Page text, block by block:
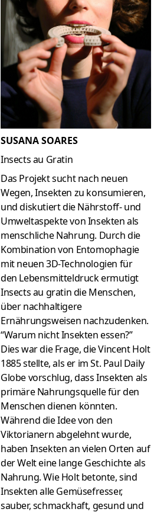
SUSANA SOARES
Insects au Gratin
Das Projekt sucht nach neuen
Wegen, Insekten zu konsumieren,
und diskutiert die Nährstoff- und
Umweltaspekte von Insekten als
menschliche Nahrung. Durch die
Kombination von Entomophagie
mit neuen 3D-Technologien für
den Lebensmitteldruck ermutigt
Insects au gratin die Menschen,
über nachhaltigere
Ernährungsweisen nachzudenken.
“Warum nicht Insekten essen?”
Dies war die Frage, die Vincent Holt
1885 stellte, als er im St. Paul Daily
Globe vorschlug, dass Insekten als
primäre Nahrungsquelle für den
Menschen dienen könnten.
Während die Idee von den
Viktorianern abgelehnt wurde,
haben Insekten an vielen Orten auf
der Welt eine lange Geschichte als
Nahrung. Wie Holt betonte, sind
Insekten alle Gemüsefresser,
sauber, schmackhaft, gesund und